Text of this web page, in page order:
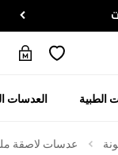
الطبية العدسات
عدسات لاصقة